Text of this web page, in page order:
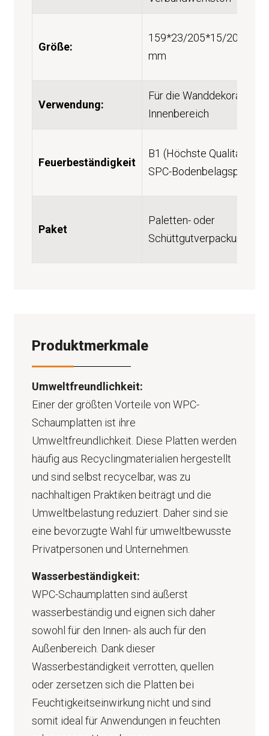
Größe:
159*23/205*15/205*27/
mm
Verwendung:
Für die Wanddekoration
Innenbereich
Feuerbeständigkeit
B1 (Höchste
SPC-
Paket
Paletten- oder
Schüttgutverpackung
Produktmerkmale
Umweltfreundlichkeit:
Einer der größten Vorteile von WPC-
Schaumplatten ist ihre
Umweltfreundlichkeit. Diese Platten werden
häufig aus Recyclingmaterialien hergestellt
und sind selbst recycelbar, was zu
nachhaltigen Praktiken beiträgt und die
Umweltbelastung reduziert. Daher sind sie
eine bevorzugte Wahl für umweltbewusste
Privatpersonen und Unternehmen.
Wasserbeständigkeit:
WPC-Schaumplatten sind äußerst
wasserbeständig und eignen sich daher
sowohl für den Innen- als auch für den
Außenbereich. Dank dieser
Wasserbeständigkeit verrotten, quellen
oder zersetzen sich die Platten bei
Feuchtigkeitseinwirkung nicht und sind
somit ideal für Anwendungen in feuchten